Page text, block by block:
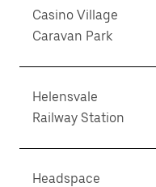
Casino Village
Caravan Park
Helensvale
Railway Station
Headspace